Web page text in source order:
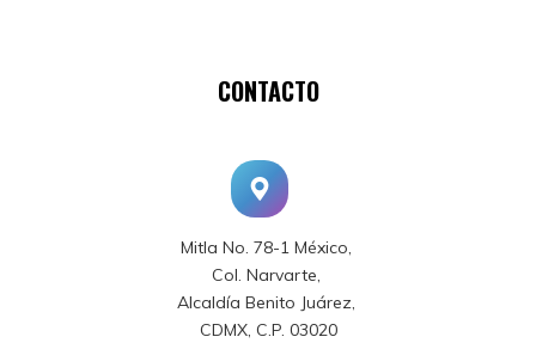
CONTACTO
Mitla No. 78-1 México,
Col. Narvarte,
Alcaldía Benito Juárez,
CDMX, C.P. 03020